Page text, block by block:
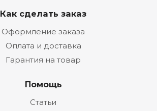
Как сделать заказ
Оформление заказа
Оплата и доставка
Гарантия на товар
Помощь
Статьи